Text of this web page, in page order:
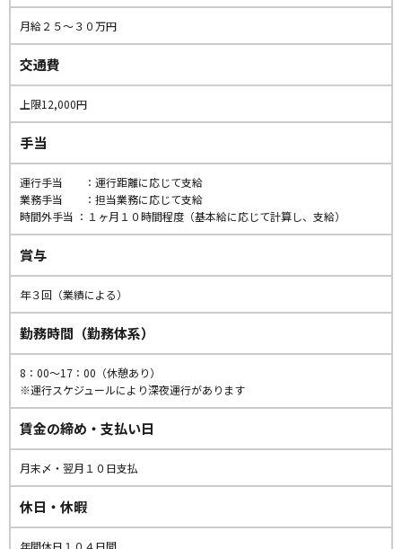
月給２５〜３０万円
交通費
上限12,000円
手当
運行手当 ：運行距離に応じて支給
業務手当 ：担当業務に応じて支給
時間外手当 ：１ヶ月１０時間程度（基本給に応じて計算し、支給）
賞与
年３回（業績による）
勤務時間（勤務体系）
8：00〜17：00（休憩あり）
※運行スケジュールにより深夜運行があります
賃金の締め・支払い日
月末〆・翌月１０日支払
休日・休暇
年間休日１０４日間